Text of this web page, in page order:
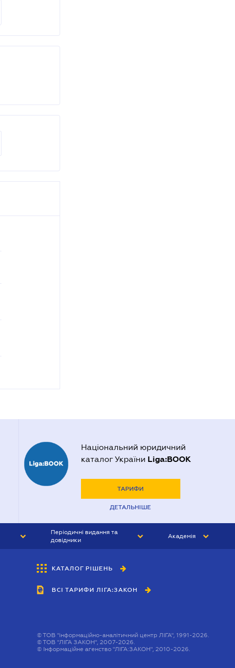
Національний юридичний
каталог України Liga:BOOK
ТАРИФИ
ДЕТАЛЬНІШЕ
Періодичні видання та
довідники
БУХГАЛТЕР&ЗАКОН
ВІСНИК МСФЗ
Академія
КАТАЛОГ РІШЕНЬ
ВСІ ТАРИФИ ЛІГА:ЗАКОН
©ТОВ "інформаційно-аналітичний центр ЛІГА", 1991-2026.
©ТОВ "ЛІГА ЗАКОН", 2007-2026.
© Інформаційне агенство "ЛІГА:ЗАКОН", 2010-2026.